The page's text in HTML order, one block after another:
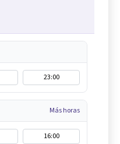
23:00
Más horas
16:00